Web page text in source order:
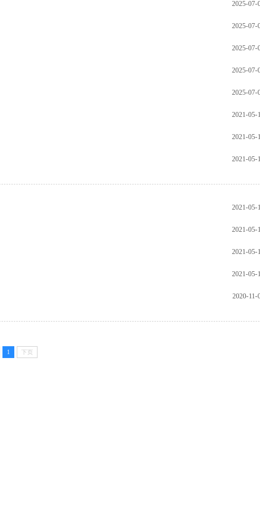
2025-07-
2025-07-
2025-07-
2025-07-
2025-07-
2021-05-
2021-05-
2021-05-
2021-05-
2021-05-
2021-05-
2021-05-
2020-11-
1 下页